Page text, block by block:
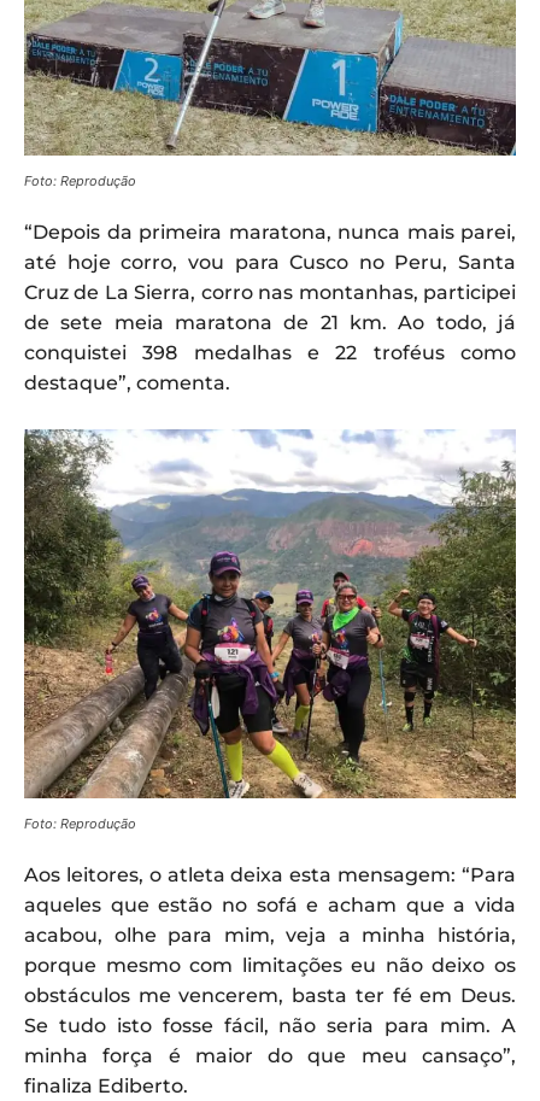
Foto: Reprodução
“Depois da primeira maratona, nunca mais parei,
até hoje corro, vou para Cusco no Peru, Santa
Cruz de La Sierra, corro nas montanhas, participei
de sete meia maratona de 21 km. Ao todo, já
conquistei 398 medalhas e 22 troféus como
destaque”, comenta.
Foto: Reprodução
Aos leitores, o atleta deixa esta mensagem: “Para
aqueles que estão no sofá e acham que a vida
acabou, olhe para mim, veja a minha história,
porque mesmo com limitações eu não deixo os
obstáculos me vencerem, basta ter fé em Deus.
Se tudo isto fosse fácil, não seria para mim. A
minha força é maior do que meu cansaço”,
finaliza Ediberto.